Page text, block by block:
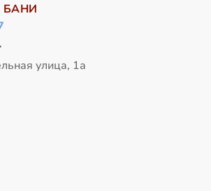
БАНИ
улица, 1а